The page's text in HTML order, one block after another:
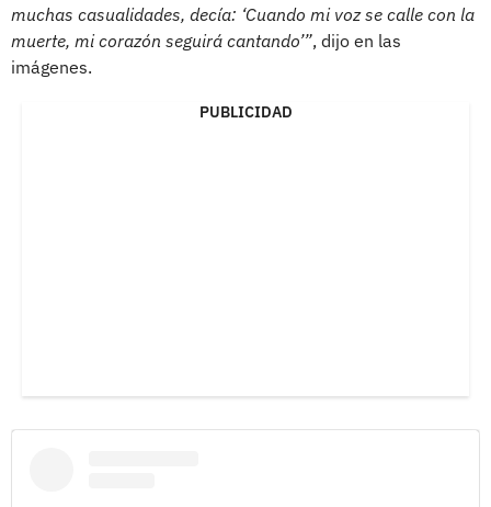
muchas casualidades, decía: ‘Cuando mi voz se calle con la
muerte, mi corazón seguirá cantando’”, dijo en las
imágenes.
PUBLICIDAD